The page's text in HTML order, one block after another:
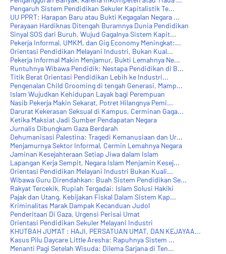
Pengaruh Sistem Pendidikan Sekuler Kapitalistik Te...
UU PPRT: Harapan Baru atau Bukti Kegagalan Negara ...
Perayaan Hardiknas Ditengah Buramnya Dunia Pendidikan
Sinyal SOS dari Buruh, Wujud Gagalnya Sistem Kapit...
Pekerja Informal, UMKM, dan Gig Economy Meningkat:...
Orientasi Pendidikan Melayani Industri, Bukan Kual...
Pekerja Informal Makin Menjamur, Bukti Lemahnya Ne...
Runtuhnya Wibawa Pendidik: Nestapa Pendidikan di B...
Titik Berat Orientasi Pendidikan Lebih ke Industri...
Pengenalan Child Grooming di tengah Generasi, Mamp...
Islam Wujudkan Kehidupan Layak bagi Perempuan
Nasib Pekerja Makin Sekarat, Potret Hilangnya Pemi...
Darurat Kekerasan Seksual di Kampus, Cerminan Gaga...
Ketika Maksiat Jadi Sumber Pendapatan Negara
Jurnalis Dibungkam Gaza Berdarah
Dehumanisasi Palestina: Tragedi Kemanusiaan dan Ur...
Menjamurnya Sektor Informal, Cermin Lemahnya Negara
Jaminan Kesejahteraan Setiap Jiwa dalam Islam
Lapangan Kerja Sempit, Negara Islam Menjamin Kesej...
Orientasi Pendidikan Melayani Industri Bukan Kuali...
Wibawa Guru Direndahkan: Buah Sistem Pendidikan Se...
Rakyat Tercekik, Rupiah Tergadai: Islam Solusi Hakiki
Pajak dan Utang, Kebijakan Fiskal Dalam Sistem Kap...
Kriminalitas Marak Dampak Kecanduan Judol
Penderitaan Di Gaza, Urgensi Perisai Umat
Orientasi Pendidikan Sekuler Melayani Industri
KHUTBAH JUM'AT : HAJI, PERSATUAN UMAT, DAN KEJAYAA...
Kasus Pilu Daycare Little Aresha: Rapuhnya Sistem ...
Menanti Pagi Setelah Wisuda: Dilema Sarjana di Ten...